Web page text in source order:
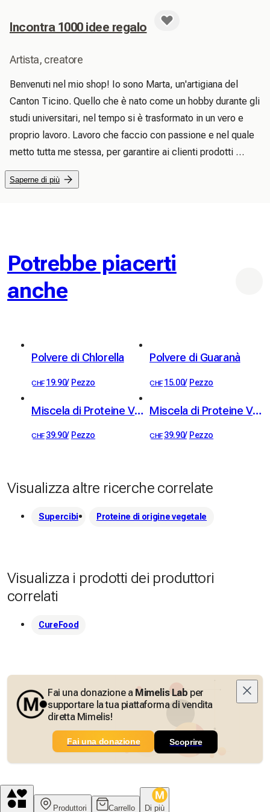
Incontra 1000 idee regalo
Artista, creatore
Benvenuti nel mio shop! Io sono Marta, un'artigiana del
Canton Ticino. Quello che è nato come un hobby durante gli
studi universitari, nel tempo si è trasformato in un vero e
proprio lavoro. Lavoro che faccio con passione e nel quale
metto tutta me stessa, per garantire ai clienti prodotti
originali e di qualità. Nel mio negozio potrete trovare
tantissimi spunti e idee per i vostri regalini, scegliendo tra
alle esigenze dei clienti offro anche la spedizione standard
gratuita (eventuali spese doganali sono invece a carico del
compratore). E allora che state aspettando? Date
un'occhiata al mio shop 🥰
Saperne di più
Potrebbe piacerti
anche
Polvere di Chlorella
CHF 19.90/ Pezzo
Polvere di Guaranà
CHF 15.00/ Pezzo
Miscela di Proteine Vegetali al Cioccolato
CHF 39.90/ Pezzo
Miscela di Proteine Vegetali alla Cannella
CHF 39.90/ Pezzo
Visualizza altre ricerche correlate
Supercibi Proteine ​​di origine vegetale
Visualizza i prodotti dei produttori
correlati
CureFood
Fai una donazione a Mimelis Lab per
supportare la tua piattaforma di vendita
diretta Mimelis!
Fai una donazione Scoprire
Produttori Carrello Di più